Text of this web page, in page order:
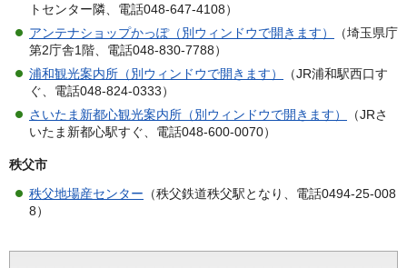
トセンター隣、電話048-647-4108）
アンテナショップかっぽ（別ウィンドウで開きます）
（埼玉県庁
第2庁舎1階、電話048-830-7788）
浦和観光案内所（別ウィンドウで開きます）
（JR浦和駅西口す
ぐ、電話048-824-0333）
さいたま新都心観光案内所（別ウィンドウで開きます）
（JRさ
いたま新都心駅すぐ、電話048-600-0070）
秩父市
秩父地場産センター （秩父鉄道秩父駅となり、電話0494-25-008
8）